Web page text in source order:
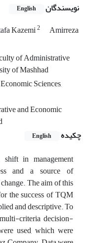
نویسندگان English
Kazemi2
Amirreza
of Administrative
of Mashhad
Sciences,
and Economic
چکیده
English
in management
and a source of
The aim of this
the success of TQM
and descriptive. To
criteria decision-
used, which were